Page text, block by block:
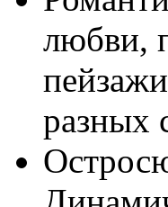
любви,
разных